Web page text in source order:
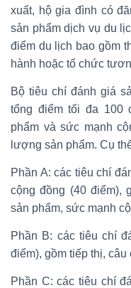
xuất, hộ gia đình có
sản phẩm dịch vụ du
điểm du lịch bao gồm
hành hoặc tổ chức
Bộ tiêu chí đánh giá
tổng điểm tối đa 100
phẩm và sức mạnh
lượng sản phẩm. Cụ
Phần A: các tiêu chí
cộng đồng (40 điểm),
sản phẩm, sức mạnh
Phần B: các tiêu chí
điểm), gồm tiếp thị, câu
Phần C: các tiêu chí